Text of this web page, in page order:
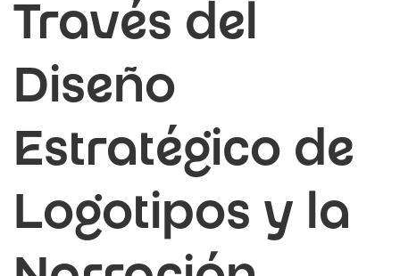
Través del
Diseño
Estratégico de
Logotipos y la